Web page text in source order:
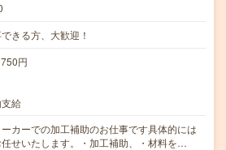
きる方、大歓迎！
円
給
カーでの加工補助のお仕事です具体的には
せいたします。・加工補助、・材料を…